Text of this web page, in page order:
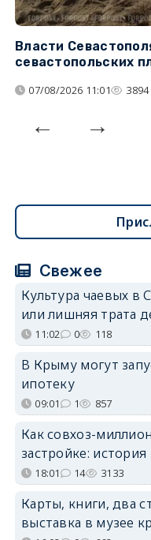
Власти
севастопольских
07/08/2026 11:01 3894
Свежее
Культура чаевых в
или лишняя трата
11:02 0 118
В Крыму могут
ипотеку
09:01 1 857
Как совхоз-
застройке:
18:01 14 3133
Карты, книги, два
выставка в музее